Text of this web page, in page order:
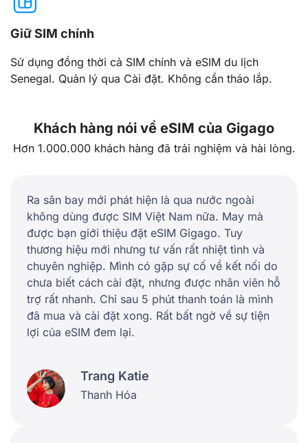
Giữ SIM chính
Sử dụng đồng thời cả SIM chính và eSIM du lịch
Senegal. Quản lý qua Cài đặt. Không cần tháo lắp.
Khách hàng nói về eSIM của Gigago
Hơn 1.000.000 khách hàng đã trải nghiệm và hài lòng.
Ra sân bay mới phát hiện là qua nước ngoài
không dùng được SIM Việt Nam nữa. May mà
được bạn giới thiệu đặt eSIM Gigago. Tuy
thương hiệu mới nhưng tư vấn rất nhiệt tình và
chuyên nghiệp. Mình có gặp sự cố về kết nối do
chưa biết cách cài đặt, nhưng được nhân viên hỗ
trợ rất nhanh. Chỉ sau 5 phút thanh toán là mình
đã mua và cài đặt xong. Rất bất ngờ về sự tiện
lợi của eSIM đem lại.
Trang Katie
Thanh Hóa